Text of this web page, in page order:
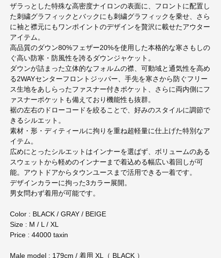
ザラっとした特殊な高密度ナイロンの表面に、フロントに配置し
た刺繍グラフィックとバックにも刺繍グラフィックを乗せ、さら
に袖と襟元にもワンポイントのデザインを贅沢に載せたアウター
アイテム。
高品質のダウン80%フェザー20%を使用した本格的な寒さもしの
ぐ高い防寒・防風性を誇るダウンジャケット。
ダウンが詰まった立体的なフォルムの襟、可動域と通気性を高め
る2WAYセンターフロントジッパー、手先を寒さから防ぐフリー
ス生地をあしらったファスナー付きポケット、さらに両内側にフ
ァスナーポケットも備えており機能性も抜群。
裾の左右のドローコードを絞ることで、好みのスタイルに調節で
きるシルエット。
素材・形・ディティールに拘りを重ね超軽量に仕上げた特別なア
イテム。
広めにとったシルエットはインナーを選ばず、ボリュームのある
スウェットから軽めのインナーまで着込める幅広い着回しが可
能。アウトドアからタウンユースまで活用できる一着です。
デザインカラーに拘った3カラー展開。
男女問わず着用が可能です。
Color : BLACK / GRAY / BEIGE
Size : M / L / XL
Price : 44000 taxin
Male model : 179cm / 着用 XL（ BLACK ）